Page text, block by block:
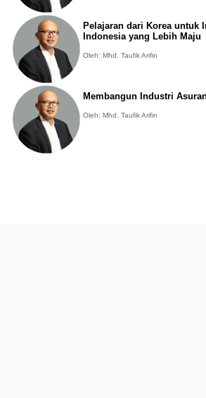
Pelajaran dari Korea untuk
Indonesia yang Lebih Maju
Oleh: Mhd. Taufik Arifin
Membangun Industri
Oleh: Mhd. Taufik Arifin